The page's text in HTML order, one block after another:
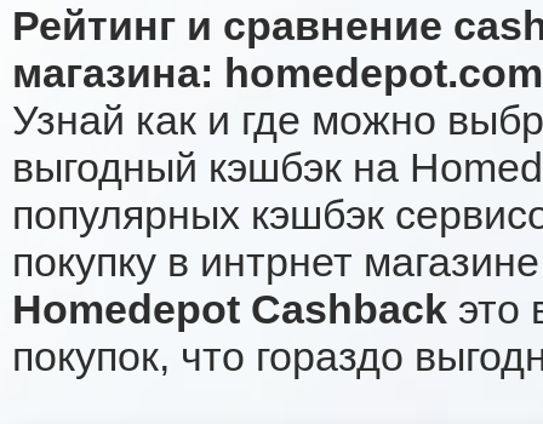
Рейтинг и сравнение
магазина:
Узнай как и где можно
выгодный кэшбэк на
популярных кэшбэк
покупку в интрнет
Homedepot Cashback это
покупок, что гораздо